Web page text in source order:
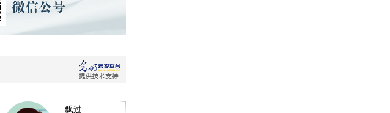
飘过